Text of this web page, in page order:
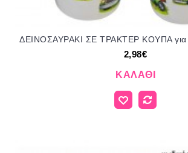
2,98€
ΚΑΛΆΘΙ